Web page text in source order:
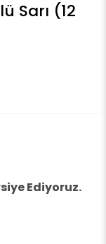
Sarı (12
Ediyoruz.